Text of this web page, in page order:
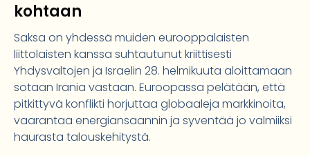
kohtaan
Saksa on yhdessä muiden eurooppalaisten
liittolaisten kanssa suhtautunut kriittisesti
Yhdysvaltojen ja Israelin 28. helmikuuta aloittamaan
sotaan Irania vastaan. Euroopassa pelätään, että
pitkittyvä konflikti horjuttaa globaaleja markkinoita,
vaarantaa energiansaannin ja syventää jo valmiiksi
haurasta talouskehitystä.